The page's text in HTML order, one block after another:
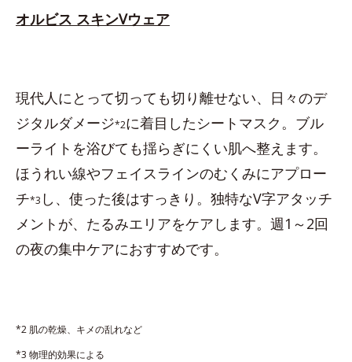
オルビス スキンVウェア
現代人にとって切っても切り離せない、日々のデ
ジタルダメージ*2に着目したシートマスク。ブル
ーライトを浴びても揺らぎにくい肌へ整えます。
ほうれい線やフェイスラインのむくみにアプロー
チ*3 し、使った後はすっきり。独特なV字アタッチ
メントが、たるみエリアをケアします。週1～2回
の夜の集中ケアにおすすめです。
*2 肌の乾燥、キメの乱れなど
*3 物理的効果による